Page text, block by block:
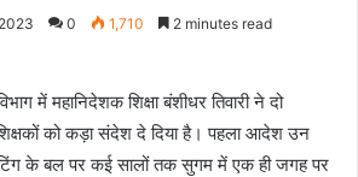
0 1,710 2 minutes read
में महानिदेशक शिक्षा बंशीधर तिवारी ने दो
को कड़ा संदेश दे दिया है। पहला आदेश उन
के बल पर कई सालों तक सुगम में एक ही जगह पर